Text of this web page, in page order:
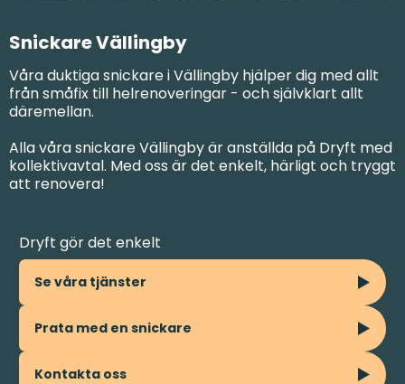
Snickare Vällingby
Våra duktiga snickare i Vällingby hjälper dig med allt
från småfix till helrenoveringar - och självklart allt
däremellan.
Alla våra snickare Vällingby är anställda på Dryft med
kollektivavtal. Med oss är det enkelt, härligt och tryggt
att renovera!
Dryft gör det enkelt
Se våra tjänster
Prata med en snickare
Kontakta oss